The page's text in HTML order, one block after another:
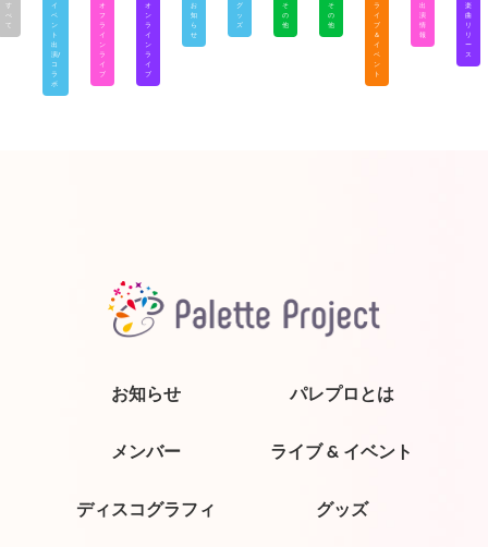
す
べ
て
イ
ベ
ン
ト
出
演/
コ
ラ
ボ
オ
フ
ラ
イ
ン
ラ
イ
ブ
オ
ン
ラ
イ
ン
ラ
イ
ブ
お
知
ら
せ
グ
ッ
ズ
そ
の
他
そ
の
他
ラ
イ
ブ
＆
イ
ベ
ン
ト
出
演
情
報
楽
曲
リ
リ
ー
ス
お知らせ パレプロとは
メンバー ライブ & イベント
ディスコグラフィ グッズ